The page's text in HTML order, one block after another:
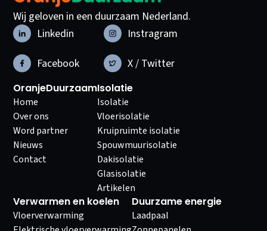
Wij geloven in een duurzaam Nederland.
Linkedin
Instragram
Facebook
X / Twitter
OranjeDuurzaam
Home
Over ons
Word partner
Nieuws
Contact
Isolatie
Isolatie
Vloerisolatie
Kruipruimte isolatie
Spouwmuurisolatie
Dakisolatie
Glasisolatie
Artikelen
Verwarmen en koelen
Vloerverwarming
Duurzame energie
Laadpaal